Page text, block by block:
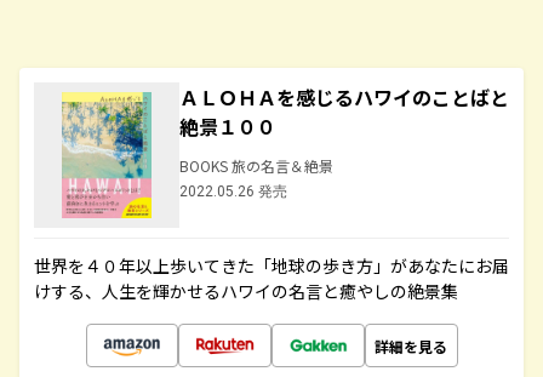
ＡＬＯＨＡを感じるハワイのことばと
絶景１００
BOOKS 旅の名言＆絶景
2022.05.26 発売
世界を４０年以上歩いてきた「地球の歩き方」があなたにお届
けする、人生を輝かせるハワイの名言と癒やしの絶景集
詳細を見る